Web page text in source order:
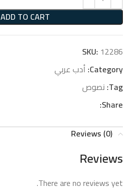
ADD TO CART
SKU: 12286
Category: أدب عربي
Tag: نصوص
Share:
Reviews (0)
Reviews
There are no reviews yet.